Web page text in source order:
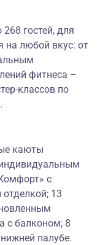
гостей, для
на любой вкус: от
фитнеса –
классов по
каюты
с
13
с балконом; 8
палубе.